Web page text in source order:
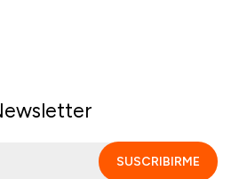
SUSCRIBIRME